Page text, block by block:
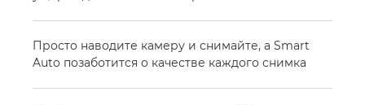
Просто наводите камеру и снимайте, а Smart
Auto позаботится о качестве каждого снимка